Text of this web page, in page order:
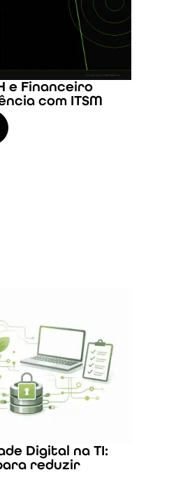
e Financeiro
com ITSM
Digital na TI:
reduzir